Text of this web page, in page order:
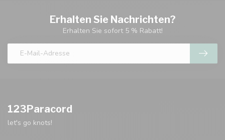
Erhalten Sie Nachrichten?
Erhalten Sie sofort 5 % Rabatt!
123Paracord
let's go knots!